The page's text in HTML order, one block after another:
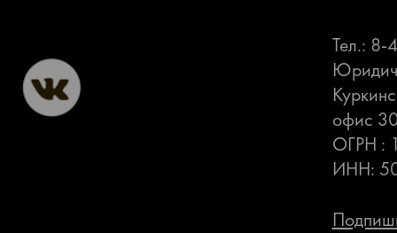
Тел.: 8-
офис
ОГРН :
ИНН: